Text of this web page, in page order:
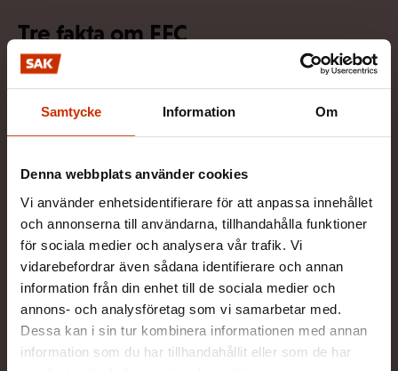
Samtycke Information Om
Denna webbplats använder cookies
Vi använder enhetsidentifierare för att anpassa innehållet
och annonserna till användarna, tillhandahålla funktioner
för sociala medier och analysera vår trafik. Vi
vidarebefordrar även sådana identifierare och annan
information från din enhet till de sociala medier och
annons- och analysföretag som vi samarbetar med.
Dessa kan i sin tur kombinera informationen med annan
information som du har tillhandahållit eller som de har
Tre fakta om FFC
löntagare i Finland.
FFC är en intresse- och
förhandlingsorganisation, en samhällelig
förnyare och en del av den internationella
fackföreningsrörelsen.
FFC främjar arbetstagarnas ställning på många
arenor.